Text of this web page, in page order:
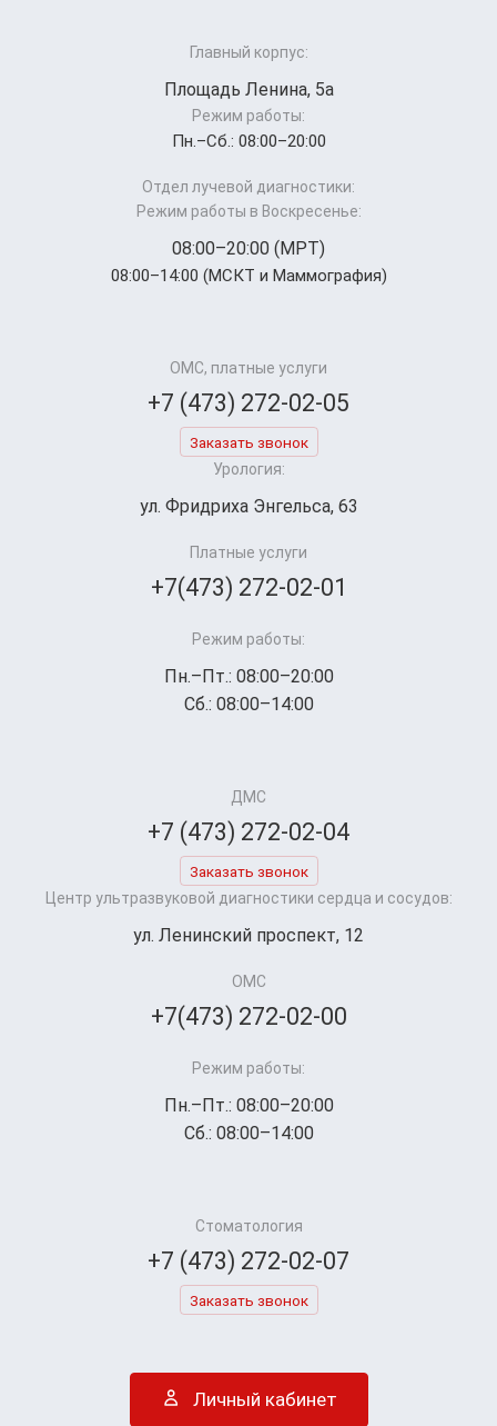
Главный корпус:
Площадь Ленина, 5а
Режим работы:
Пн.–Cб.: 08:00–20:00
Отдел лучевой диагностики:
Режим работы в Воскресенье:
08:00–20:00 (МРТ)
08:00–14:00 (МСКТ и Маммография)
ОМС, платные услуги
+7 (473) 272-02-05
Заказать звонок
Урология:
ул. Фридриха Энгельса, 63
Платные услуги
+7(473) 272-02-01
Режим работы:
Пн.–Пт.: 08:00–20:00
Сб.: 08:00–14:00
ДМС
+7 (473) 272-02-04
Заказать звонок
Центр ультразвуковой диагностики сердца и сосудов:
ул. Ленинский проспект, 12
ОМС
+7(473) 272-02-00
Режим работы:
Пн.–Пт.: 08:00–20:00
Сб.: 08:00–14:00
Стоматология
+7 (473) 272-02-07
Заказать звонок
Личный кабинет